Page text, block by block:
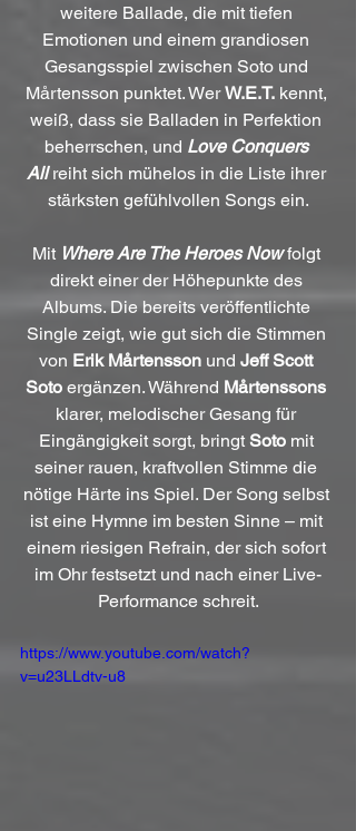
weitere Ballade, die mit tiefen
Emotionen und einem grandiosen
Gesangsspiel zwischen Soto und
Mårtensson punktet. Wer W.E.T. kennt,
weiß, dass sie Balladen in Perfektion
beherrschen, und Love Conquers
All reiht sich mühelos in die Liste ihrer
stärksten gefühlvollen Songs ein.
Mit Where Are The Heroes Now folgt
direkt einer der Höhepunkte des
Albums. Die bereits veröffentlichte
Single zeigt, wie gut sich die Stimmen
von Erik Mårtensson und Jeff Scott
Soto ergänzen. Während Mårtenssons
klarer, melodischer Gesang für
Eingängigkeit sorgt, bringt Soto mit
seiner rauen, kraftvollen Stimme die
nötige Härte ins Spiel. Der Song selbst
ist eine Hymne im besten Sinne – mit
einem riesigen Refrain, der sich sofort
im Ohr festsetzt und nach einer Live-
Performance schreit.
https://www.youtube.com/watch?
v=u23LLdtv-u8